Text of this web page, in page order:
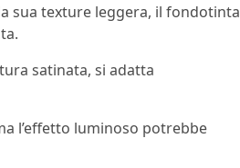
sua texture leggera, il fondotinta
satinata, si adatta
l’effetto luminoso potrebbe